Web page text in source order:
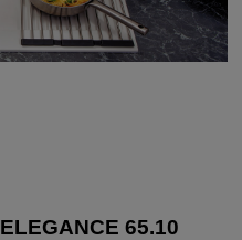
ELEGANCE 65.10